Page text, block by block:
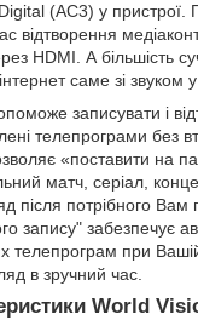
(AC3) у пристрої.
відтворення
HDMI. А більшість
саме зі звуком
записувати і
телепрограми без
«поставити на
матч, серіал,
після потрібного Вам
запису" забезпечує
телепрограм при Вашій
в зручний час.
World